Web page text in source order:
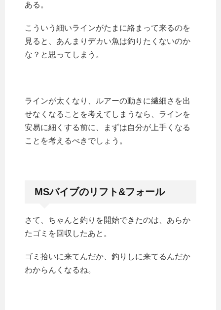
ある。
こういう細いラインがたまに絡まって来るのを
見ると、あんまりデカい魚は釣りたくないのか
な？と思ってしまう。
ラインが太くなり、ルアーの動きに繊細さを出
せなくなることを考えてしまうなら、ラインを
安易に細くする前に、まずは自分が上手くなる
ことを考えるべきでしょう。
MSバイブのリフト&フォール
さて、ちゃんと釣りを開始できたのは、あらか
たゴミを回収したあと。
ゴミ拾いに来てんだか、釣りしに来てるんだか
わからんくなるね。